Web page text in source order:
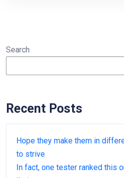
Search
Recent Posts
Hope they make them in
to strive
In fact, one tester ranked this